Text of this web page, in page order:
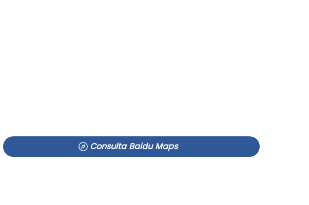
Consulta Baidu Maps